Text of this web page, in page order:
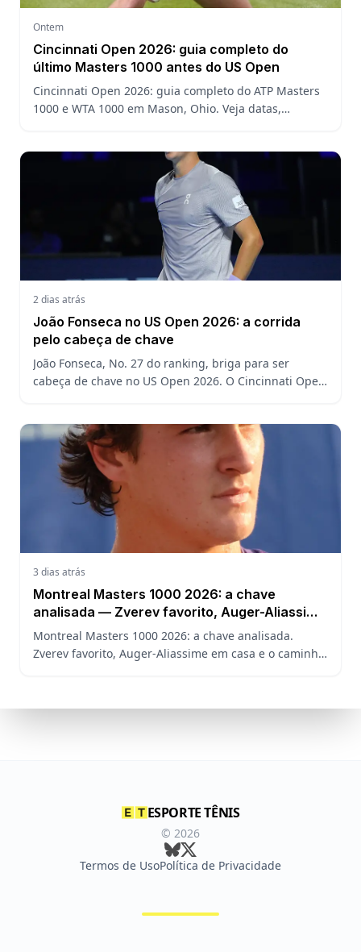
Ontem
Cincinnati Open 2026: guia completo do
último Masters 1000 antes do US Open
Cincinnati Open 2026: guia completo do ATP Masters
1000 e WTA 1000 em Mason, Ohio. Veja datas,
2 dias atrás
João Fonseca no US Open 2026: a corrida
pelo cabeça de chave
João Fonseca, No. 27 do ranking, briga para ser
cabeça de chave no US Open 2026. O Cincinnati Open
3 dias atrás
Montreal Masters 1000 2026: a chave
analisada — Zverev favorito, Auger-Aliassime
em casa e o caminho de João Fonseca
Montreal Masters 1000 2026: a chave analisada.
Zverev favorito, Auger-Aliassime em casa e o caminho
ESPORTE TÊNIS
© 2026
Termos de UsoPolítica de Privacidade